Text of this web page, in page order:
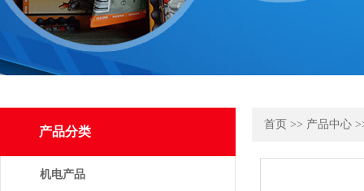
产品分类
机电产品
首页 >> 产品中心